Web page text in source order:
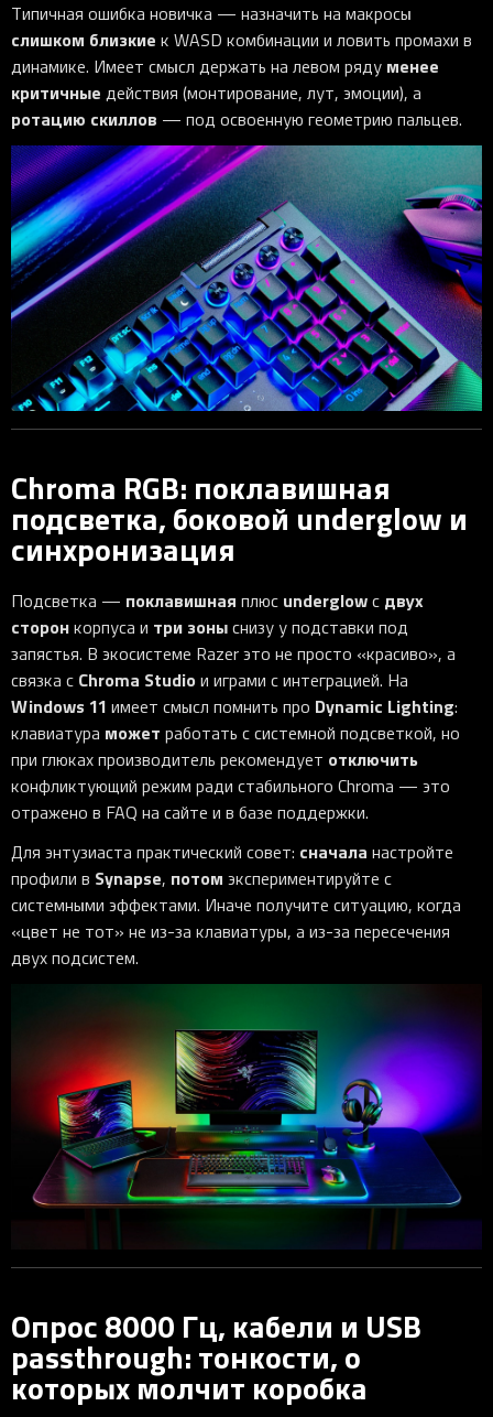
Типичная ошибка новичка — назначить на макросы
слишком близкие к WASD комбинации и ловить промахи в
динамике. Имеет смысл держать на левом ряду менее
критичные действия (монтирование, лут, эмоции), а
ротацию скиллов — под освоенную геометрию пальцев.
Chroma RGB: поклавишная
подсветка, боковой underglow и
синхронизация
Подсветка — поклавишная плюс underglowс двух
сторонкорпуса и три зоныснизу у подставки под
запястья. В экосистеме Razer это не просто «красиво», а
связка с Chroma Studioи играми с интеграцией. На
Windows 11 имеет смысл помнить про Dynamic Lighting:
клавиатура может работать с системной подсветкой, но
при глюках производитель рекомендует отключить
конфликтующий режим ради стабильного Chroma — это
отражено в FAQ на сайте и в базе поддержки.
Для энтузиаста практический совет: сначала настройте
профили в Synapse, потом экспериментируйте с
системными эффектами. Иначе получите ситуацию, когда
«цвет не тот» не из-за клавиатуры, а из-за пересечения
двух подсистем.
Опрос 8000 Гц, кабели и USB
passthrough: тонкости, о
которых молчит коробка